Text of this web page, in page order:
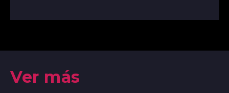
Ver más